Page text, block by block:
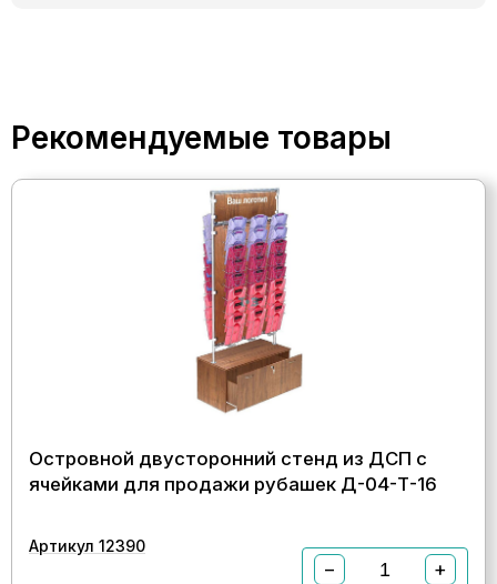
Рекомендуемые товары
Островной двусторонний стенд из ДСП с
ячейками для продажи рубашек Д-04-Т-16
Артикул 12390
− +